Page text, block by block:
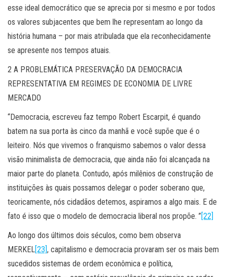
esse ideal democrático que se aprecia por si mesmo e por todos
os valores subjacentes que bem lhe representam ao longo da
história humana – por mais atribulada que ela reconhecidamente
se apresente nos tempos atuais.
2 A PROBLEMÁTICA PRESERVAÇÃO DA DEMOCRACIA
REPRESENTATIVA EM REGIMES DE ECONOMIA DE LIVRE
MERCADO
“Democracia, escreveu faz tempo Robert Escarpit, é quando
batem na sua porta às cinco da manhã e você supõe que é o
leiteiro. Nós que vivemos o franquismo sabemos o valor dessa
visão minimalista de democracia, que ainda não foi alcançada na
maior parte do planeta. Contudo, após milênios de construção de
instituições às quais possamos delegar o poder soberano que,
teoricamente, nós cidadãos detemos, aspiramos a algo mais. E de
fato é isso que o modelo de democracia liberal nos propõe. ”[22]
Ao longo dos últimos dois séculos, como bem observa
MERKEL[23], capitalismo e democracia provaram ser os mais bem
sucedidos sistemas de ordem econômica e política,